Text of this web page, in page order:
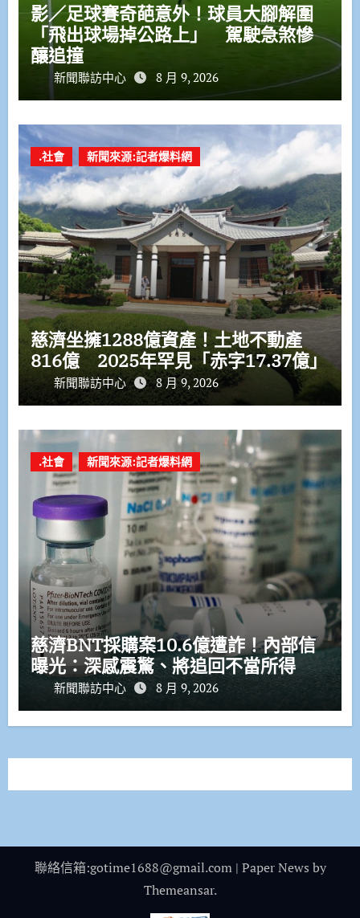
影／足球賽奇葩意外！球員大腳解圍
「飛出球場掉公路上」 駕駛急煞慘
釀追撞
新聞聯訪中心 8 月 9, 2026
.社會 新聞來源:記者爆料網
慈濟坐擁1288億資產！土地不動產
816億 2025年罕見「赤字17.37億」
新聞聯訪中心 8 月 9, 2026
.社會 新聞來源:記者爆料網
慈濟BNT採購案10.6億遭詐！內部信
曝光：深感震驚、將追回不當所得
新聞聯訪中心 8 月 9, 2026
聯絡信箱:gotime1688@gmail.com | Paper News by
Themeansar.